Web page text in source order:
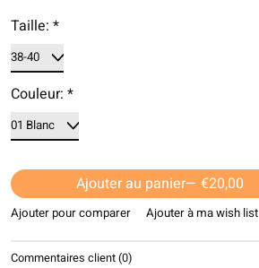
Taille: *
Couleur: *
Ajouter au panier — €20,00
Ajouter pour comparer Ajouter à ma wish list
Commentaires client (0)